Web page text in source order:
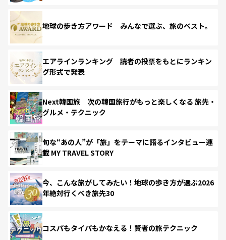
地球の歩き方アワード みんなで選ぶ、旅のベスト。
エアラインランキング 読者の投票をもとにランキン
グ形式で発表
Next韓国旅 次の韓国旅行がもっと楽しくなる 旅先・
グルメ・テクニック
旬な“あの人”が「旅」をテーマに語るインタビュー連
載 MY TRAVEL STORY
今、こんな旅がしてみたい！地球の歩き方が選ぶ2026
年絶対行くべき旅先30
コスパもタイパもかなえる！賢者の旅テクニック